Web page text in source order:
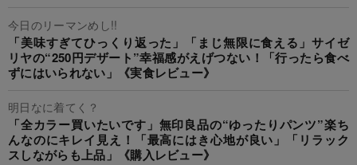
今日のリーマンめし!!
「美味すぎてひっくり返った」「まじ無限に食える」サイゼ
リヤの“250円デザート”幸福感がえげつない！「行ったら食べ
ずにはいられない」《実食レビュー》
明日なに着てく？
「全カラー買いたいです」無印良品の“ゆったりパンツ”楽ち
んなのにキレイ見え！「最高にはき心地が良い」「リラック
スしながらも上品」《購入レビュー》